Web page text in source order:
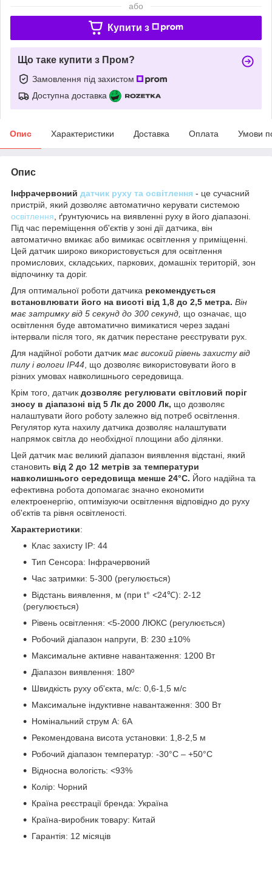
або
Купити з
Що таке купити з Пром?
Замовлення під захистом
Доступна доставка
Опис Характеристики Доставка Оплата Умови
Опис
Інфрачервоний датчик руху та освітлення - це сучасний
пристрій, який дозволяє автоматично керувати системою
освітлення , ґрунтуючись на виявленні руху в його діапазоні.
Під час переміщення об'єктів у зоні дії датчика, він
автоматично вмикає або вимикає освітлення у приміщенні.
Цей датчик широко використовується для освітлення
промислових, складських, паркових, домашніх територій, зон
відпочинку та доріг.
Для оптимальної роботи датчика рекомендується
встановлювати його на висоті від 1,8 до 2,5 метра. Він
має затримку від 5 секунд до 300 секунд, що означає, що
освітлення буде автоматично вимикатися через задані
інтервали після того, як датчик перестане реєструвати рух.
Для надійної роботи датчик має високий рівень захисту від
пилу і вологи IP44 , що дозволяє використовувати його в
різних умовах навколишнього середовища.
Крім того, датчик дозволяє регулювати світловий поріг
зносу в діапазоні від 5 Лк до 2000 Лк, що дозволяє
налаштувати його роботу залежно від потреб освітлення.
Регулятор кута нахилу датчика дозволяє налаштувати
напрямок світла до необхідної площини або ділянки.
Цей датчик має великий діапазон виявлення відстані, який
становить від 2 до 12 метрів за температури
навколишнього середовища менше 24°C. Його надійна та
ефективна робота допомагає значно економити
електроенергію, оптимізуючи освітлення відповідно до руху
об'єктів та рівня освітленості.
Характеристики:
Клас захисту IP: 44
Тип Сенсора: Інфрачервоний
Час затримки: 5-300 (регулюється)
Відстань виявлення, м (при t° <24℃): 2-12
(регулюється)
Рівень освітлення: <5-2000 ЛЮКС (регулюється)
Робочий діапазон напруги, В: 230 ±10%
Максимальне активне навантаження: 1200 Вт
Діапазон виявлення: 180º
Швидкість руху об'єкта, м/с: 0,6-1,5 м/с
Максимальне індуктивне навантаження: 300 Вт
Номінальний струм А: 6А
Рекомендована висота установки: 1,8-2,5 м
Робочий діапазон температур: -30°C – +50°C
Відносна вологість: <93%
Колір: Чорний
Країна реєстрації бренда: Україна
Країна-виробник товару: Китай
Гарантія: 12 місяців